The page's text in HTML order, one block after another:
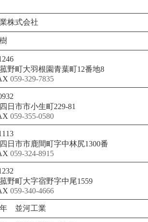
株式会社
野町大羽根園青葉町12番地8
059-329-7835
日市市小生町229-81
059-355-0580
日市市鹿間町字中林尻1300番
059-324-8915
野町大字宿野字中尾1559
059-340-4666
年 並河工業